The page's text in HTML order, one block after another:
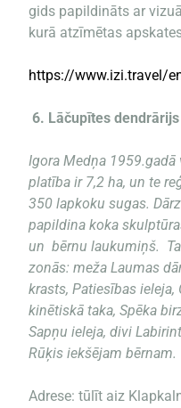
gids papildināts ar
kurā atzīmētas
https://www.izi.travel/
6. Lāčupītes
Igora Medņa
platība ir 7,2 ha, un te
350 lapkoku sugas.
papildina koka
un bērnu laukumiņš.
zonās: meža Laumas
krasts, Patiesības
kinētiskā taka, Spēka
Sapņu ieleja, divi
Rūķis iekšējam bērnam.
Adrese: tūlīt aiz